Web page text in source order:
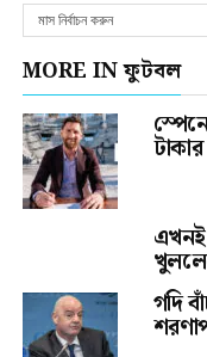
MORE IN ফুটবল
গদি